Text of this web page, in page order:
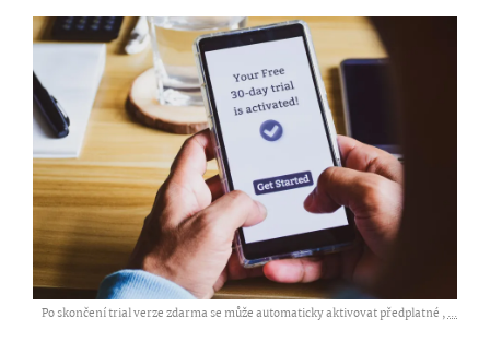
Po skončení trial verze zdarma se může automaticky aktivovat předplatné ,...